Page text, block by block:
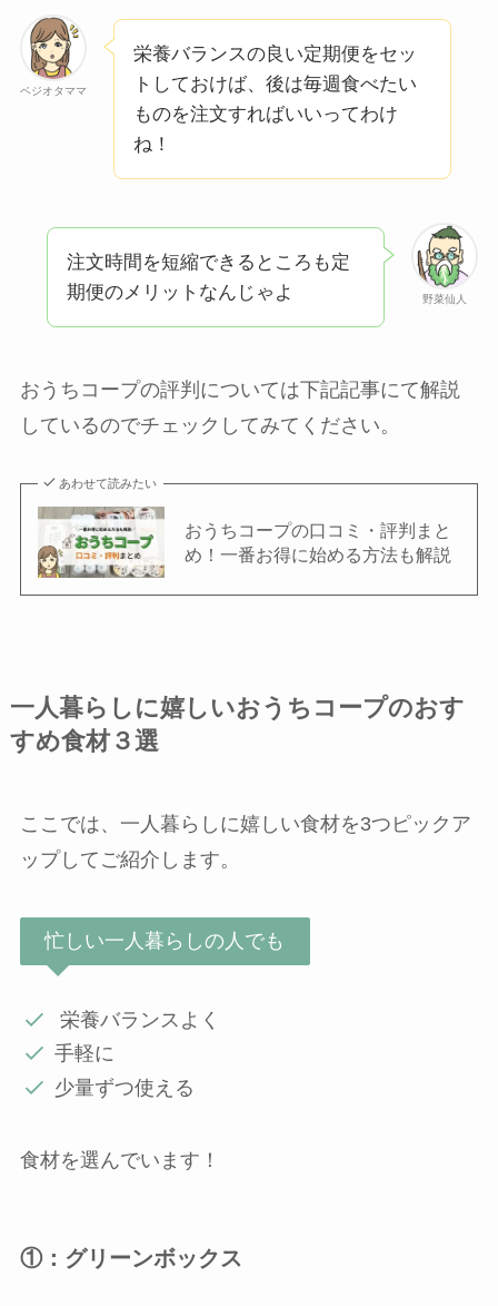
ベジオタママ
栄養バランスの良い定期便をセッ
トしておけば、後は毎週食べたい
ものを注文すればいいってわけ
ね！
野菜仙人
注文時間を短縮できるところも定
期便のメリットなんじゃよ
おうちコープの評判については下記記事にて解説
しているのでチェックしてみてください。
あわせて読みたい
おうちコープの口コミ・評判まと
め！一番お得に始める方法も解説
一人暮らしに嬉しいおうちコープのおす
すめ食材３選
ここでは、一人暮らしに嬉しい食材を3つピックア
ップしてご紹介します。
忙しい一人暮らしの人でも
栄養バランスよく
手軽に
少量ずつ使える
食材を選んでいます！
①：グリーンボックス